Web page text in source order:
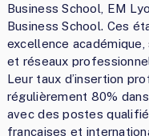
Business School, EM
Business School. Ces
excellence
et réseaux
Leur taux d’insertion
régulièrement 80%
avec des postes
françaises et